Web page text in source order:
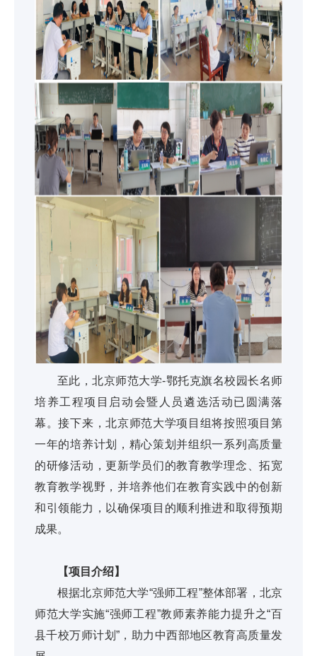
至此，北京师范大学-鄂托克旗名校园长名师
培养工程项目启动会暨人员遴选活动已圆满落
幕。接下来，北京师范大学项目组将按照项目第
一年的培养计划，精心策划并组织一系列高质量
的研修活动，更新学员们的教育教学理念、拓宽
教育教学视野，并培养他们在教育实践中的创新
和引领能力，以确保项目的顺利推进和取得预期
成果。
【项目介绍】
根据北京师范大学“强师工程”整体部署，北京
师范大学实施“强师工程”教师素养能力提升之“百
县千校万师计划”，助力中西部地区教育高质量发